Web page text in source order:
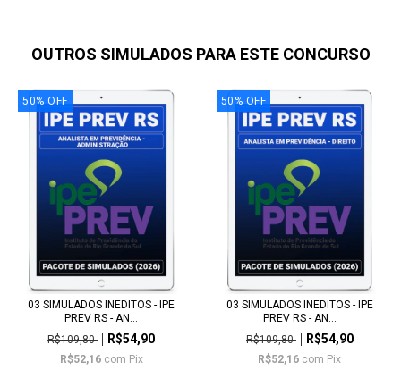
OUTROS SIMULADOS PARA ESTE CONCURSO
50% OFF
03 SIMULADOS INÉDITOS - IPE
PREV RS - AN...
R$109,80
R$54,90
R$52,16 com Pix
50 % OFF
03 SIMULADOS INÉDITOS - IPE
PREV RS - AN...
R$109,80
R$54,90
R$52,16 com Pix